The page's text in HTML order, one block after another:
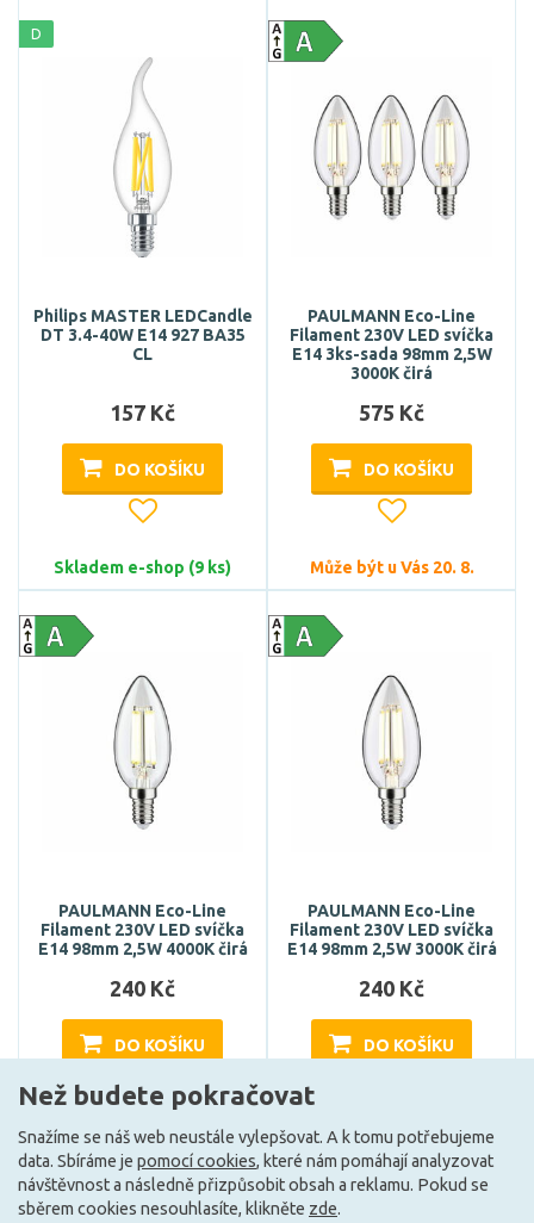
D
Philips MASTER LEDCandle
DT 3.4-40W E14 927 BA35
CL
157 Kč
DO KOŠÍKU
Skladem e-shop (9 ks)
PAULMANN Eco-Line
Filament 230V LED svíčka
E14 3ks-sada 98mm 2,5W
3000K čirá
575 Kč
DO KOŠÍKU
Může být u Vás 20. 8.
PAULMANN Eco-Line
Filament 230V LED svíčka
E14 98mm 2,5W 4000K čirá
240 Kč
DO KOŠÍKU
Může být u Vás 20. 8.
PAULMANN Eco-Line
Filament 230V LED svíčka
E14 98mm 2,5W 3000K čirá
240 Kč
DO KOŠÍKU
Může být u Vás 20. 8.
Než budete pokračovat
Snažíme se náš web neustále vylepšovat. A k tomu potřebujeme
data. Sbíráme je pomocí cookies, které nám pomáhají analyzovat
návštěvnost a následně přizpůsobit obsah a reklamu. Pokud se
sběrem cookies nesouhlasíte, klikněte zde.